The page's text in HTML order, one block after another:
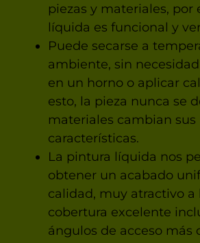
piezas y materiales, por
líquida es funcional y
Puede secarse a
ambiente, sin
en un horno o aplicar
esto, la pieza nunca se
materiales cambian sus
características.
La pintura líquida nos
obtener un acabado
calidad, muy atractivo a
cobertura excelente
ángulos de acceso más